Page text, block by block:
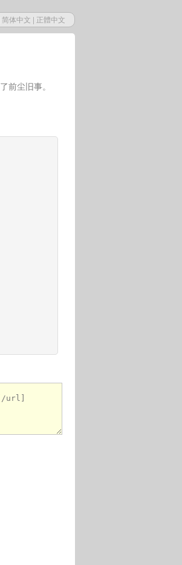
简体中文 | 正體中文
前尘旧事。